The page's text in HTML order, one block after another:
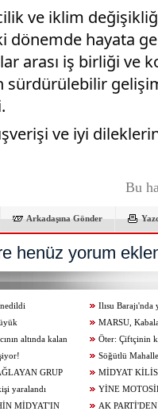
ve iklim
dönemde hayata
arası iş birliği ve
sürdürülebilir
ve iyi
Bu
Arkadaşına Gönder
henüz yorum
Ilısu Barajı'nda
geçtiMARSU,
Yeniliyor
altında kalan
Öter: Çiftçinin
alınmamalı
Söğütlü
Ediyor
GRUP
MİDYAT
yaralandı
YİNE
ÇARPIŞTI: 1
MİDYAT'IN
AK